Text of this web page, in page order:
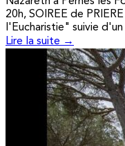
20h, SOIREE de
l'Eucharistie" suivie
Lire la suite →